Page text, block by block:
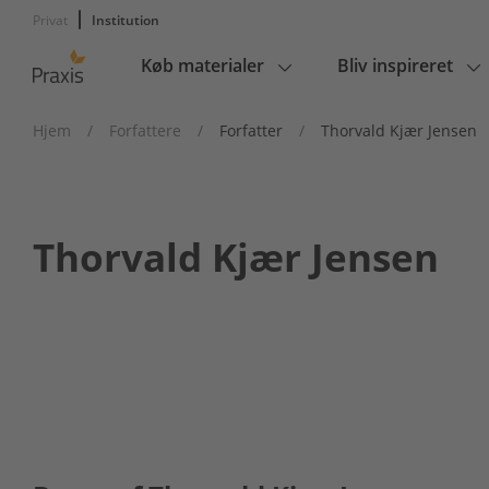
Privat Institution
Main
Køb materialer Bliv inspireret
Hjem / Forfattere / Forfatter / Thorvald Kjær Jensen
Thorvald Kjær Jensen